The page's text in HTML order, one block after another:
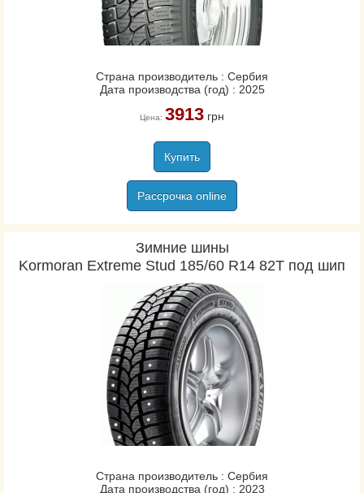
Страна производитель : Сербия
Дата производства (год) : 2025
Цена: 3913грн
Купить
Рассрочка online
Зимние шины
Kormoran Extreme Stud 185/60 R14 82T под шип
Страна производитель : Сербия
Дата производства (год) : 2023